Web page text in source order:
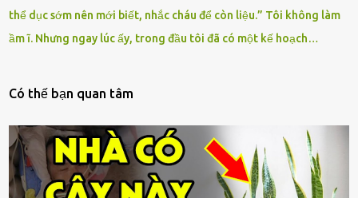
thể dục sớm nên mới biết, nhắc cháu để còn liệu.” Tôi không làm
ầm ĩ. Nhưng ngay lúc ấy, trong đầu tôi đã có một kế hoạch…
Có thế bạn quan tâm